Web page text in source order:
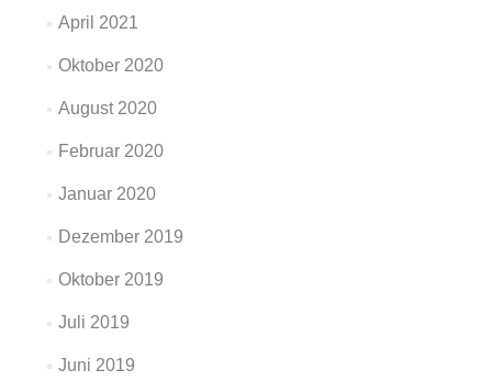
April 2021
Oktober 2020
August 2020
Februar 2020
Januar 2020
Dezember 2019
Oktober 2019
Juli 2019
Juni 2019